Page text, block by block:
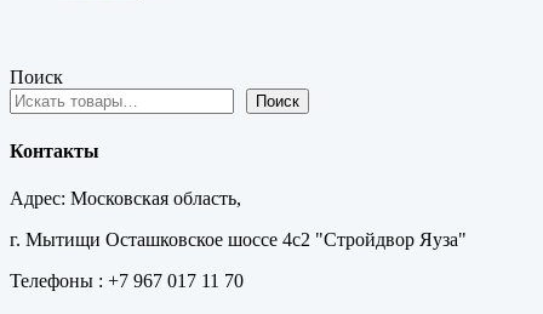
Поиск
Поиск
Контакты
Адрес: Московская область,
г. Мытищи Осташковское шоссе 4с2 "Стройдвор Яуза"
Телефоны : +7 967 017 11 70